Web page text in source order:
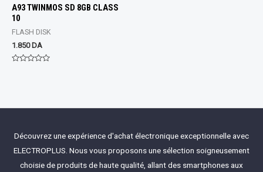
A93 TWINMOS SD 8GB CLASS
10
FLASH DISK
1.850 DA
Découvrez une expérience d'achat électronique exceptionnelle avec
ELECTROPLUS. Nous vous proposons une sélection soigneusement
choisie de produits de haute qualité, allant des smartphones aux